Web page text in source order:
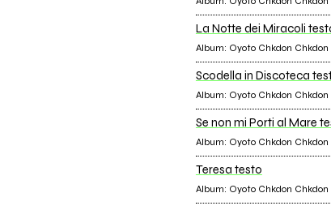
La Notte dei Miracoli
Album: Oyoto Chkdon Chkdon
Scodella in Discoteca
Album: Oyoto Chkdon Chkdon
Se non mi Porti al Mare
Album: Oyoto Chkdon Chkdon
Teresa testo
Album: Oyoto Chkdon Chkdon